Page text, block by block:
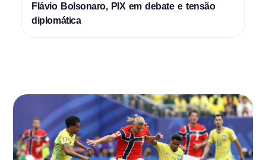
Flávio Bolsonaro, PIX em debate e tensão
diplomática